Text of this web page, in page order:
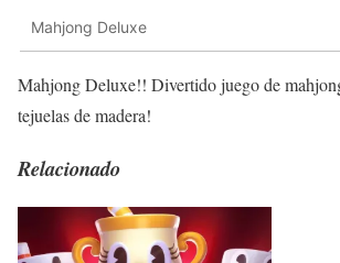
Mahjong Deluxe
Mahjong Deluxe!! Divertido juego de
tejuelas de madera!
Relacionado